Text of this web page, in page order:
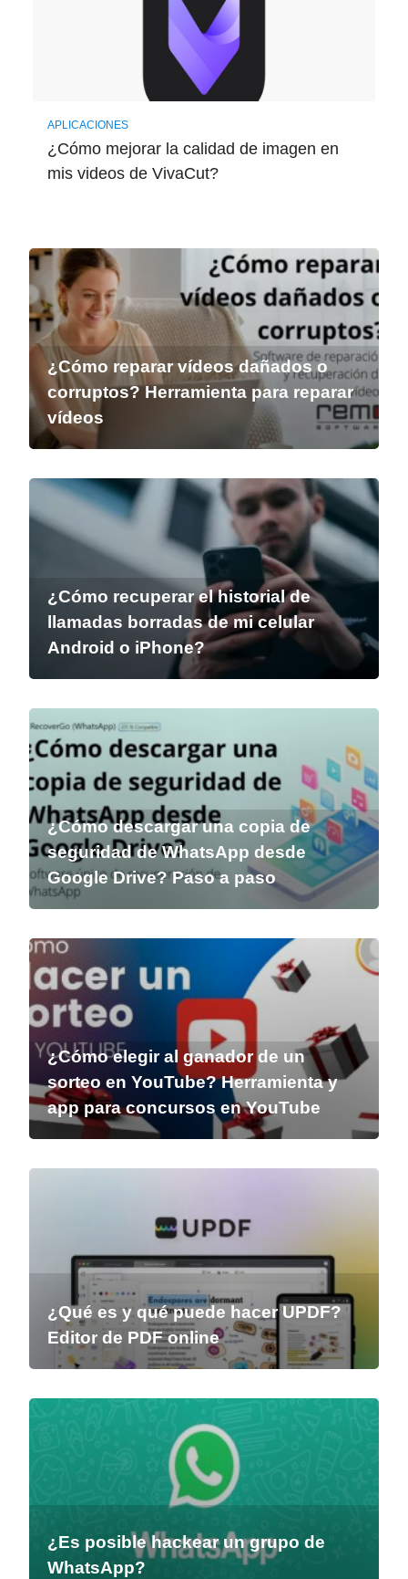
APLICACIONES
¿Cómo mejorar la calidad de imagen en
mis videos de VivaCut?
¿Cómo reparar vídeos dañados o
corruptos? Herramienta para reparar
vídeos
¿Cómo recuperar el historial de
llamadas borradas de mi celular
Android o iPhone?
¿Cómo descargar una copia de
seguridad de WhatsApp desde
Google Drive? Paso a paso
¿Cómo elegir al ganador de un
sorteo en YouTube? Herramienta y
app para concursos en YouTube
¿Qué es y qué puede hacer UPDF?
Editor de PDF online
¿Es posible hackear un grupo de
WhatsApp?